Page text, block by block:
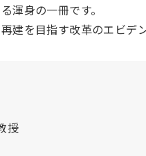
渾身の一冊です。
建を目指す改革のエビデ
授